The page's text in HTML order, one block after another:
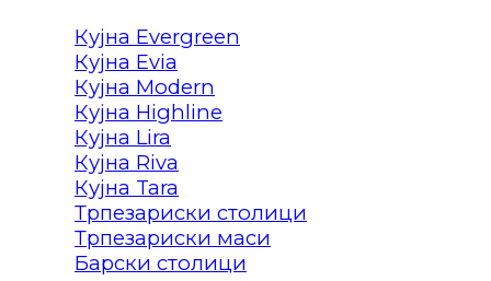
Кујна Evergreen
Кујна Evia
Кујна Modern
Кујна Highline
Кујна Lira
Кујна Riva
Кујна Tara
Трпезариски столици
Трпезариски маси
Барски столици